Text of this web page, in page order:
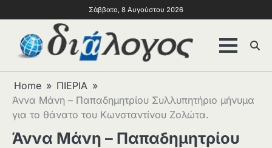
Σάββατο, 8 Αυγούστου 2026
Home
ΠΙΕΡΙΑ
Άννα Μάνη – Παπαδημητρίου Συλλυπητήριο μήνυμα
για το θάνατο του Κωνσταντίνου Ζολώτα.
Άννα Μάνη – Παπαδημητρίου